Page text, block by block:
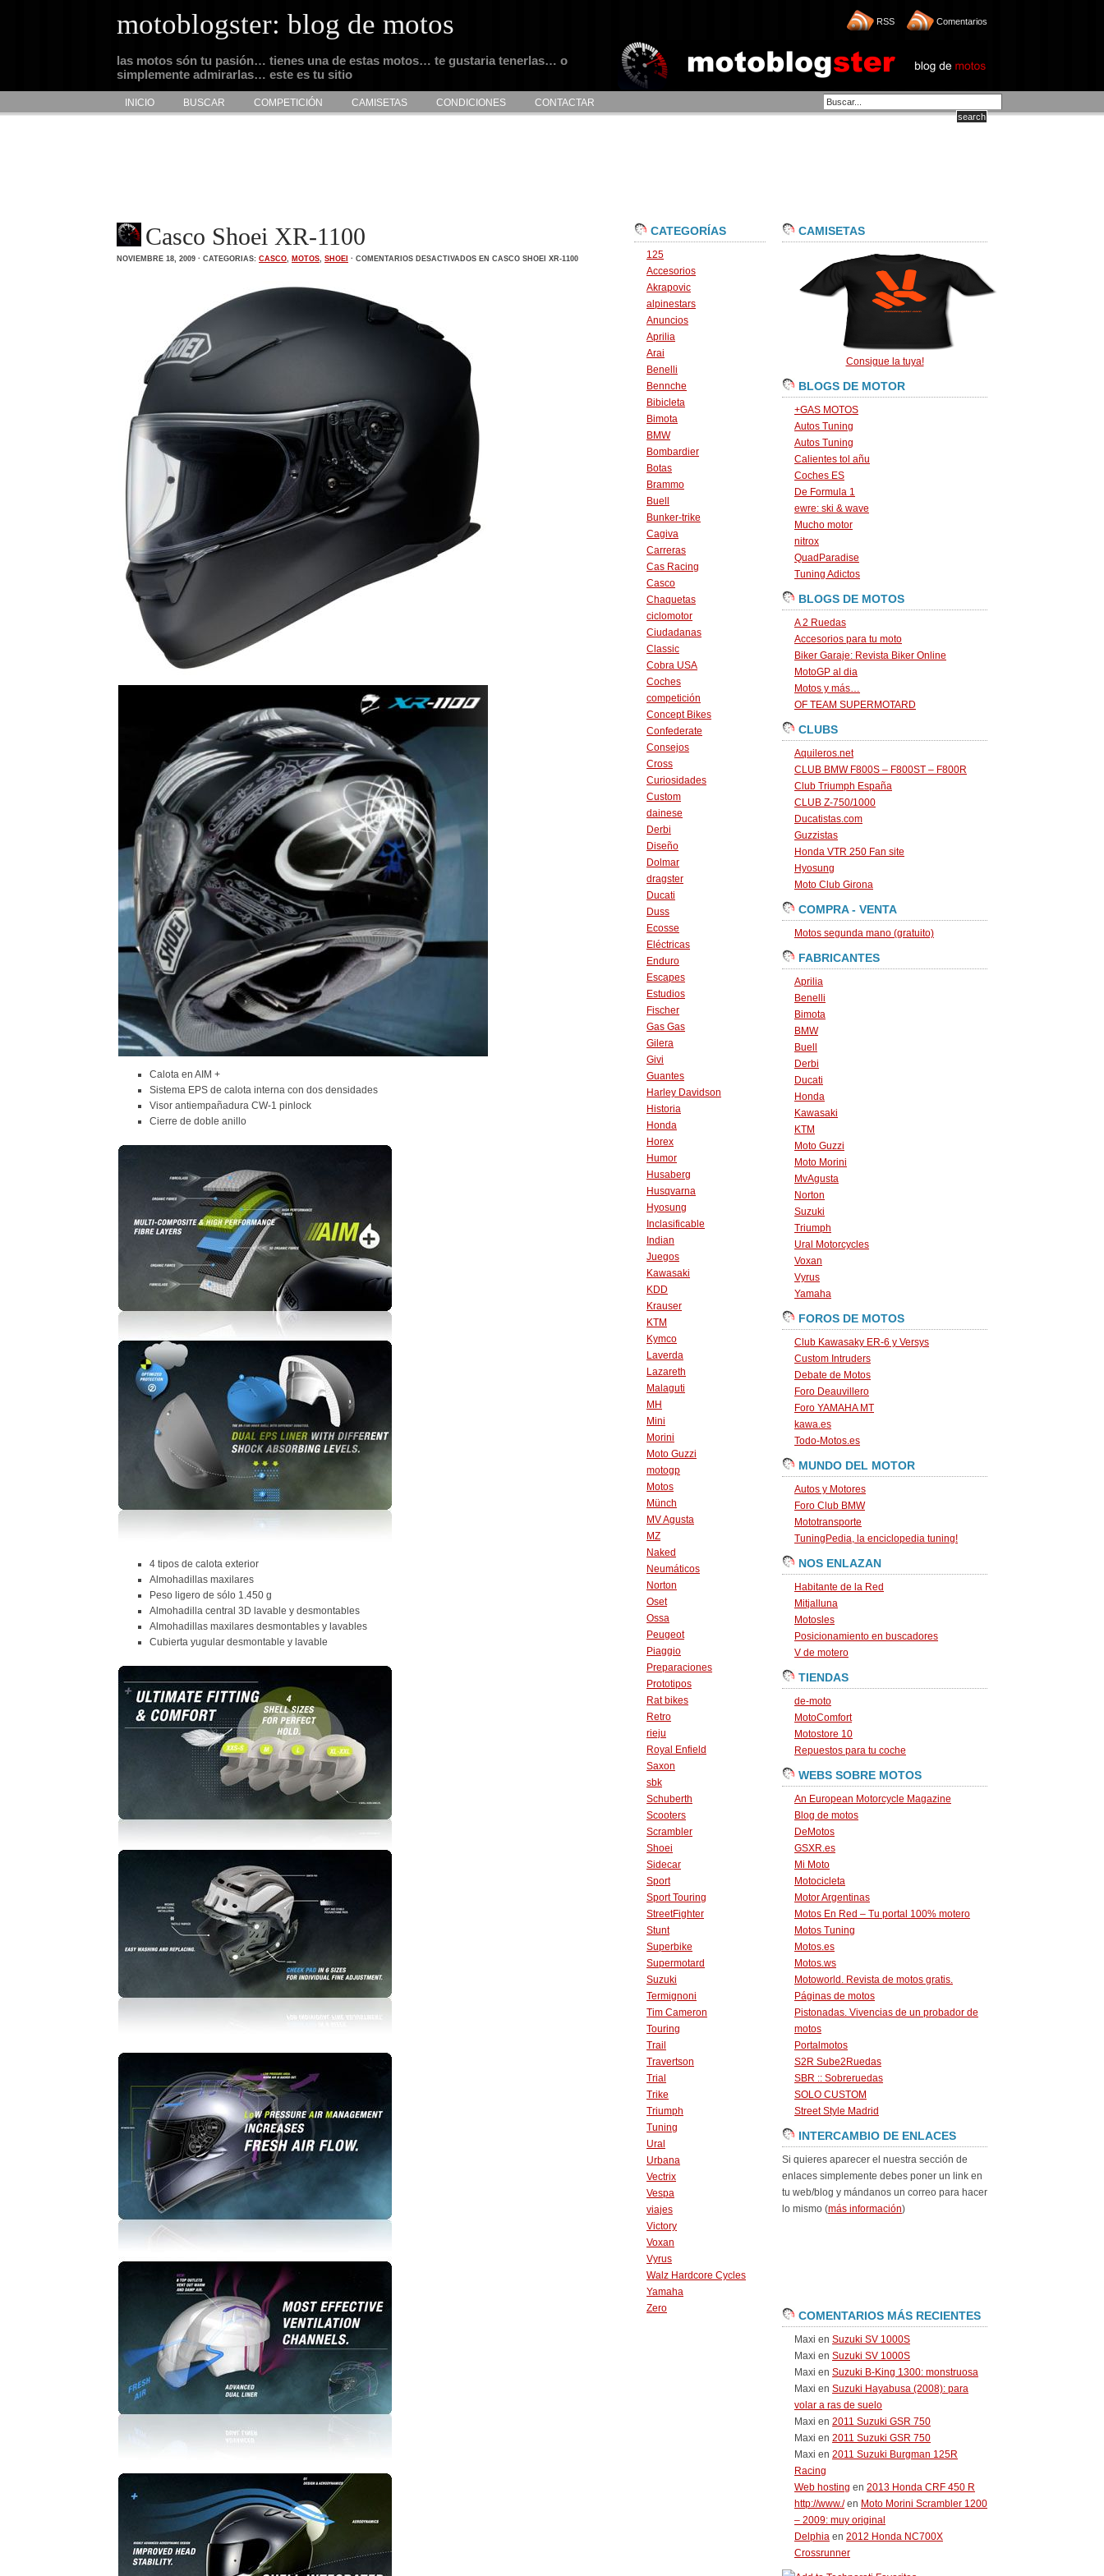
motoblogster: blog de motos
las motos són tu pasión… tienes una de estas motos… te gustaria tenerlas… o
simplemente admirarlas… este es tu sitio
RSS Comentarios
INICIO BUSCAR COMPETICIÓN CAMISETAS CONDICIONES CONTACTAR
Casco Shoei XR-1100
NOVIEMBRE 18, 2009 · CATEGORIAS: CASCO, MOTOS, SHOEI · COMENTARIOS DESACTIVADOS EN CASCO SHOEI XR-1100
Calota en AIM +
Sistema EPS de calota interna con dos densidades
Visor antiempañadura CW-1 pinlock
Cierre de doble anillo
4 tipos de calota exterior
Almohadillas maxilares
Peso ligero de sólo 1.450 g
Almohadilla central 3D lavable y desmontables
Almohadillas maxilares desmontables y lavables
Cubierta yugular desmontable y lavable
CATEGORÍAS
125
Accesorios
Akrapovic
alpinestars
Anuncios
Aprilia
Arai
Benelli
Bennche
Bibicleta
Bimota
BMW
Bombardier
Botas
Brammo
Buell
Bunker-trike
Cagiva
Carreras
Cas Racing
Casco
Chaquetas
ciclomotor
Ciudadanas
Classic
Cobra USA
Coches
competición
Concept Bikes
Confederate
Consejos
Cross
Curiosidades
Custom
dainese
Derbi
Diseño
Dolmar
dragster
Ducati
Duss
Ecosse
Eléctricas
Enduro
Escapes
Estudios
Fischer
Gas Gas
Gilera
Givi
Guantes
Harley Davidson
Historia
Honda
Horex
Humor
Husaberg
Husqvarna
Hyosung
Inclasificable
Indian
Juegos
Kawasaki
KDD
Krauser
KTM
Kymco
Laverda
Lazareth
Malaguti
MH
Mini
Morini
Moto Guzzi
motogp
Motos
Münch
MV Agusta
MZ
Naked
Neumáticos
Norton
Oset
Ossa
Peugeot
Piaggio
Preparaciones
Prototipos
Rat bikes
Retro
rieju
Royal Enfield
Saxon
sbk
Schuberth
Scooters
Scrambler
Shoei
Sidecar
Sport
Sport Touring
StreetFighter
Stunt
Superbike
Supermotard
Suzuki
Termignoni
Tim Cameron
Touring
Trail
Travertson
Trial
Trike
Triumph
Tuning
Ural
Urbana
Vectrix
Vespa
viajes
Victory
Voxan
Vyrus
Walz Hardcore Cycles
Yamaha
Zero
CAMISETAS
Consigue la tuya!
BLOGS DE MOTOR
+GAS MOTOS
Autos Tuning
Autos Tuning
Calientes tol añu
Coches ES
De Formula 1
ewre: ski & wave
Mucho motor
nitrox
QuadParadise
Tuning Adictos
BLOGS DE MOTOS
A 2 Ruedas
Accesorios para tu moto
Biker Garaje: Revista Biker Online
MotoGP al dia
Motos y más…
OF TEAM SUPERMOTARD
CLUBS
Aquileros.net
CLUB BMW F800S – F800ST – F800R
Club Triumph España
CLUB Z-750/1000
Ducatistas.com
Guzzistas
Honda VTR 250 Fan site
Hyosung
Moto Club Girona
COMPRA - VENTA
Motos segunda mano (gratuito)
FABRICANTES
Aprilia
Benelli
Bimota
BMW
Buell
Derbi
Ducati
Honda
Kawasaki
KTM
Moto Guzzi
Moto Morini
MvAgusta
Norton
Suzuki
Triumph
Ural Motorcycles
Voxan
Vyrus
Yamaha
FOROS DE MOTOS
Club Kawasaky ER-6 y Versys
Custom Intruders
Debate de Motos
Foro Deauvillero
Foro YAMAHA MT
kawa.es
Todo-Motos.es
MUNDO DEL MOTOR
Autos y Motores
Foro Club BMW
Mototransporte
TuningPedia, la enciclopedia tuning!
NOS ENLAZAN
Habitante de la Red
Mitjalluna
Motosles
Posicionamiento en buscadores
V de motero
TIENDAS
de-moto
MotoComfort
Motostore 10
Repuestos para tu coche
WEBS SOBRE MOTOS
An European Motorcycle Magazine
Blog de motos
DeMotos
GSXR.es
Mi Moto
Motocicleta
Motor Argentinas
Motos En Red – Tu portal 100% motero
Motos Tuning
Motos.es
Motos.ws
Motoworld. Revista de motos gratis.
Páginas de motos
Pistonadas. Vivencias de un probador de
motos
Portalmotos
S2R Sube2Ruedas
SBR :: Sobreruedas
SOLO CUSTOM
Street Style Madrid
INTERCAMBIO DE ENLACES
Si quieres aparecer el nuestra sección de
enlaces simplemente debes poner un link en
tu web/blog y mándanos un correo para hacer
lo mismo (más información)
COMENTARIOS MÁS RECIENTES
Maxi en Suzuki SV 1000S
Maxi en Suzuki SV 1000S
Maxi en Suzuki B-King 1300: monstruosa
Maxi en Suzuki Hayabusa (2008): para
volar a ras de suelo
Maxi en 2011 Suzuki GSR 750
Maxi en 2011 Suzuki GSR 750
Maxi en 2011 Suzuki Burgman 125R
Racing
Web hosting en 2013 Honda CRF 450 R
http://www./en Moto Morini Scrambler 1200
– 2009: muy original
Delphia en 2012 Honda NC700X
Crossrunner